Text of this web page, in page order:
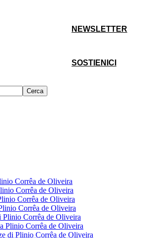
NEWSLETTER
SOSTIENICI
Cerca
Corrêa de Oliveira
Corrêa de Oliveira
Corrêa de Oliveira
Corrêa de Oliveira
Corrêa de Oliveira
Plinio Corrêa de Oliveira
di Plinio Corrêa de Oliveira